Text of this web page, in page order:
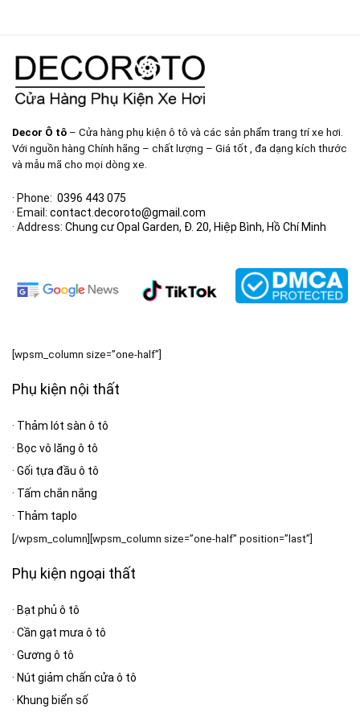
Decor Ô tô – Cửa hàng phụ kiện ô tô và các sản phẩm trang trí xe hơi.
Với nguồn hàng Chính hãng – chất lượng – Giá tốt , đa dạng kích thước
và mẫu mã cho mọi dòng xe.
· Phone: 0396 443 075
· Email: contact.decoroto@gmail.com
· Address: Chung cư Opal Garden, Đ. 20, Hiệp Bình, Hồ Chí Minh
[wpsm_column size=”one-half”]
Phụ kiện nội thất
· Thảm lót sàn ô tô
· Bọc vô lăng ô tô
· Gối tựa đầu ô tô
· Tấm chắn nắng
· Thảm taplo
[/wpsm_column][wpsm_column size=”one-half” position=”last”]
Phụ kiện ngoại thất
· Bạt phủ ô tô
· Cần gạt mưa ô tô
· Gương ô tô
· Nút giảm chấn cửa ô tô
· Khung biển số